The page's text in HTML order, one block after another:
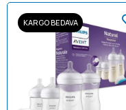
KARGO BEDAVA